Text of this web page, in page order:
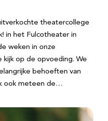
theatercollege
in het Fulcotheater in
weken in onze
kijk op de opvoeding. We
behoeften van
ook meteen de…